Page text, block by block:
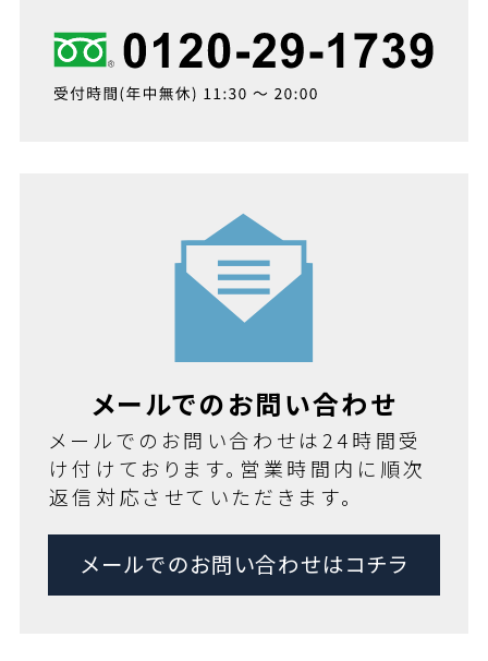
メールでのお問い合わせ
メールでのお問い合わせは24時間受
け付けております。営業時間内に順次
返信対応させていただきます。
メールでのお問い合わせはコチラ